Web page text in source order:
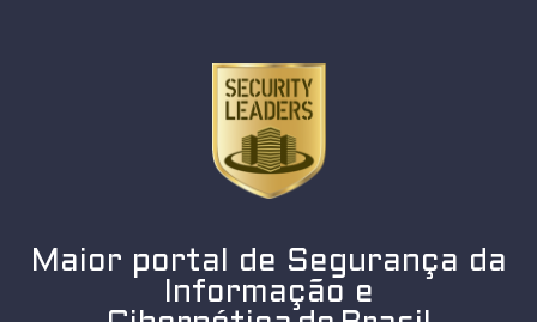
Maior portal de Segurança da
Informação e